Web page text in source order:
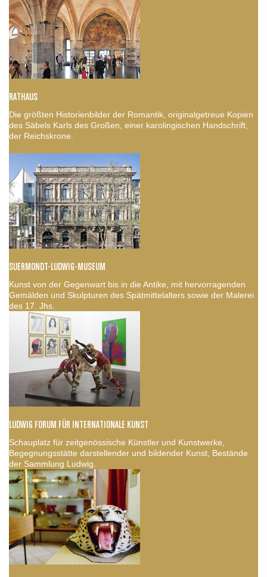
RATHAUS
Die größten Historienbilder der Romantik, originalgetreue Kopien
des Säbels Karls des Großen, einer karolingischen Handschrift,
der Reichskrone.
SUERMONDT-LUDWIG-MUSEUM
Kunst von der Gegenwart bis in die Antike, mit hervorragenden
Gemälden und Skulpturen des Spätmittelalters sowie der Malerei
des 17. Jhs.
LUDWIG FORUM FÜR INTERNATIONALE KUNST
Schauplatz für zeitgenössische Künstler und Kunstwerke,
Begegnungsstätte darstellender und bildender Kunst, Bestände
der Sammlung Ludwig.